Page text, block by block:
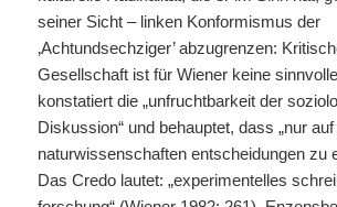
seiner Sicht – linken Konformismus der
‚Achtundsechziger’ abzugrenzen:
Gesellschaft ist für Wiener keine
konstatiert die „unfruchtbarkeit der
Diskussion“ und behauptet, dass „nur
naturwissenschaften entscheidungen zu
Das Credo lautet: „experimentelles